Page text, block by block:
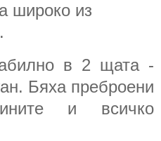
широко из
в 2 щата -
Бяха преброени
и всичко